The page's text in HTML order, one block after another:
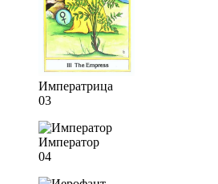
Императрица
03
Император
04